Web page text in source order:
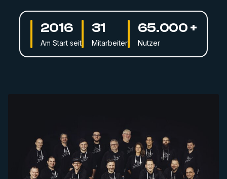
2016
Am Start seit
31
Mitarbeiter
65.000 +
Nutzer